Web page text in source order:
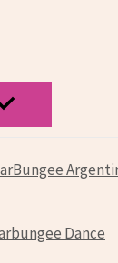
Dance